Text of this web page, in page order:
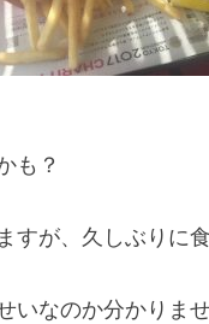
も？
が、久しぶりに
いなのか分かりま